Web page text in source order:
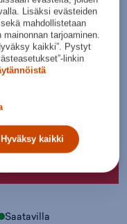
Kokotaulukko
Saatavilla
Lisäksi evästeiden
mahdollistetaan
tarjoaminen.
kaikki”. Pystyt
linkin
Hyväksy kaikki